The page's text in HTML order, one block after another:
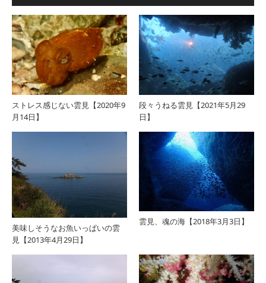
ストレス感じない雲見【2020年9
月14日】
段々うねる雲見【2021年5月29
日】
美味しそうなお魚いっぱいの雲
見【2013年4月29日】
雲見、魂の海【2018年3月3日】